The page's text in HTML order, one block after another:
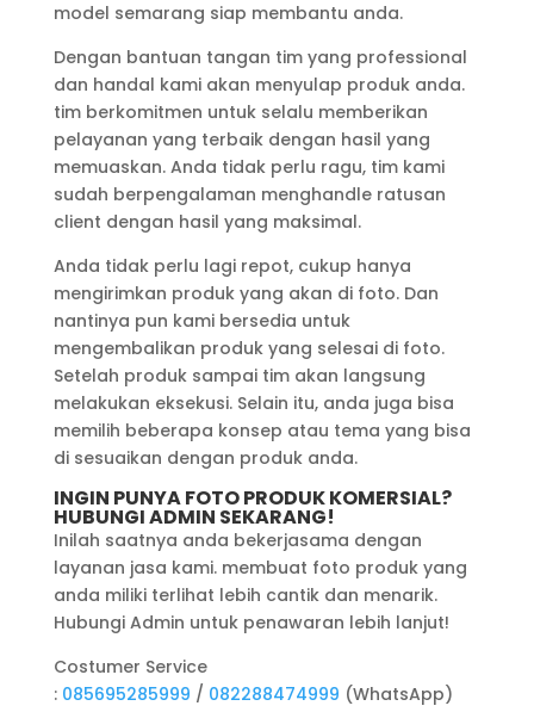
model semarang siap membantu anda.
Dengan bantuan tangan tim yang professional
dan handal kami akan menyulap produk anda.
tim berkomitmen untuk selalu memberikan
pelayanan yang terbaik dengan hasil yang
memuaskan. Anda tidak perlu ragu, tim kami
sudah berpengalaman menghandle ratusan
client dengan hasil yang maksimal.
Anda tidak perlu lagi repot, cukup hanya
mengirimkan produk yang akan di foto. Dan
nantinya pun kami bersedia untuk
mengembalikan produk yang selesai di foto.
Setelah produk sampai tim akan langsung
melakukan eksekusi. Selain itu, anda juga bisa
memilih beberapa konsep atau tema yang bisa
di sesuaikan dengan produk anda.
INGIN PUNYA FOTO PRODUK KOMERSIAL?
HUBUNGI ADMIN SEKARANG!
Inilah saatnya anda bekerjasama dengan
layanan jasa kami. membuat foto produk yang
anda miliki terlihat lebih cantik dan menarik.
Hubungi Admin untuk penawaran lebih lanjut!
Costumer Service
: 085695285999 / 082288474999 (WhatsApp)